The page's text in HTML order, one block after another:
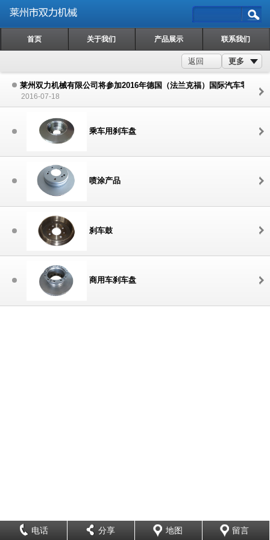
首页 关于我们 产品展示 联系我们
更多
返回
莱州双力机械有限公司将参加2016年德国（法兰克福）国际汽车零配件
2016-07-18
乘车用刹车盘
喷涂产品
刹车鼓
商用车刹车盘
电话 分享 地图 留言